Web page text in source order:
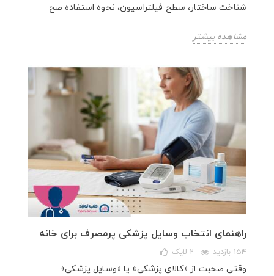
شناخت ساختار، سطح فیلتراسیون، نحوه استفاده صح
مشاهده بیشتر
راهنمای انتخاب وسایل پزشکی پرمصرف برای خانه
154 بازدید 2 لایک
وقتی صحبت از «کالای پزشکی» یا «وسایل پزشکی»